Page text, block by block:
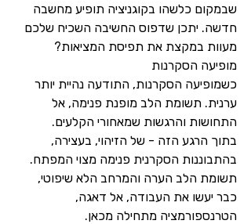
שבמקום כלשהו בקוגניציה תופיע מחשבה
חדשה. יתכן שדפוס החשיבה השכיח שלכם
מעוות במקצת את תפיסת המציאות?
מופיעה הסקרנות
כשמופיעה הסקרנות, התודעה נהיית יותר
ערנית. תשומת הלב מופנת פנימה, אל
התחושות והרגשות שמאחורי הקלעים.
בתוך הרגע הזה - של הזיהוי, בעצירה,
בהתבוננות הסקרנית פנימה מצוי המפתח.
תשומת הלב הערה והמרחב הלא שיפוטי,
כבר יעשו את העבודה, אל דאגה,
הטרנספורמציה מתחילה מכאן.